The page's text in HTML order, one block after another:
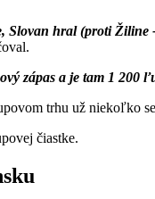
hral (proti
zápas a je tam 1 200
trhu už niekoľko
čiastke.